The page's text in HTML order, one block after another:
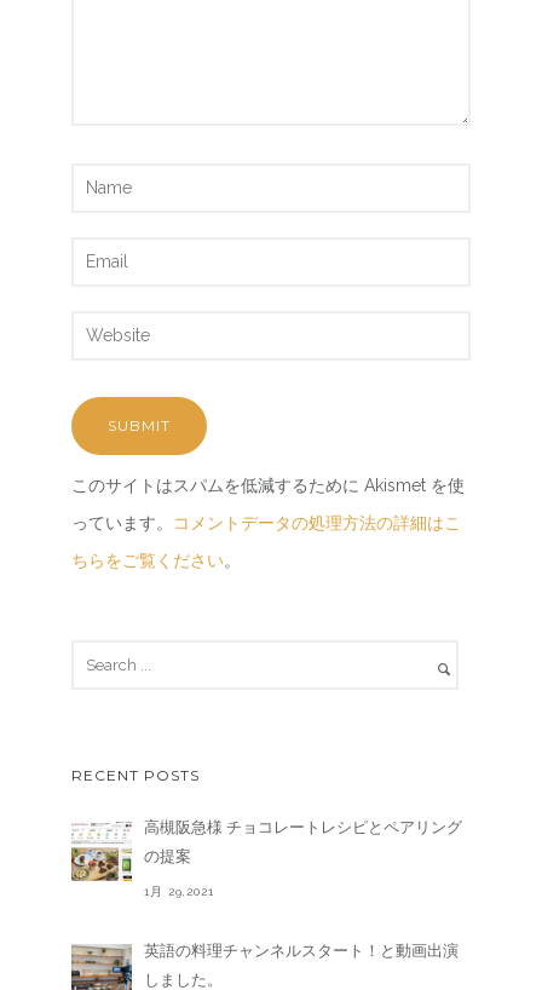
このサイトはスパムを低減するために Akismet を使
っています。
コメントデータの処理方法の詳細はこ
ちらをご覧ください。
RECENT POSTS
高槻阪急様 チョコレートレシピとペアリング
の提案
1月 29,2021
英語の料理チャンネルスタート！と動画出演
しました。